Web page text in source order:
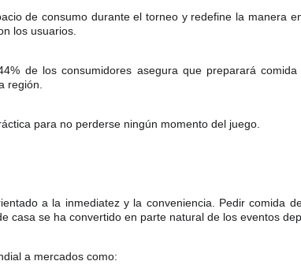
de consumo durante el torneo y redefine la manera
los usuarios.
de los consumidores asegura que preparará comida
región.
para no perderse ningún momento del juego.
a la inmediatez y la conveniencia. Pedir comida
casa se ha convertido en parte natural de los eventos
a mercados como: